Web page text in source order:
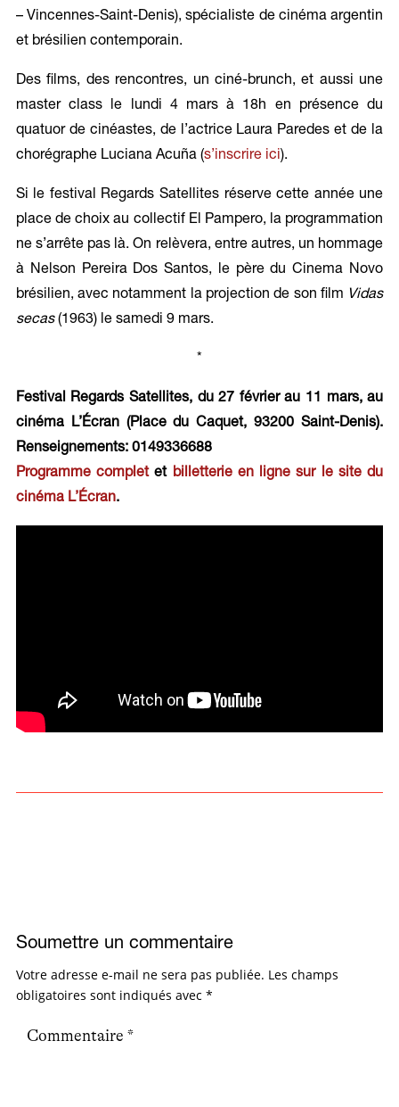
– Vincennes-Saint-Denis), spécialiste de cinéma argentin
et brésilien contemporain.
Des films, des rencontres, un ciné-brunch, et aussi une
master class le lundi 4 mars à 18h en présence du
quatuor de cinéastes, de l’actrice Laura Paredes et de la
chorégraphe Luciana Acuña (s’inscrire ici).
Si le festival Regards Satellites réserve cette année une
place de choix au collectif El Pampero, la programmation
ne s’arrête pas là. On relèvera, entre autres, un hommage
à Nelson Pereira Dos Santos, le père du Cinema Novo
brésilien, avec notamment la projection de son film Vidas
secas(1963) le samedi 9 mars.
*
Festival Regards Satellites, du 27 février au 11 mars, au
cinéma L’Écran (Place du Caquet, 93200 Saint-Denis).
Renseignements: 0149336688
Programme completet billetterie en ligne sur le site du
cinéma L’Écran.
Soumettre un commentaire
Votre adresse e-mail ne sera pas publiée. Les champs
obligatoires sont indiqués avec *